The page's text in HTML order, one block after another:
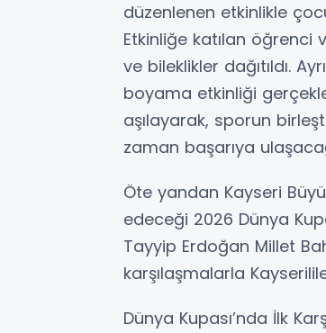
düzenlenen etkinlikle
Etkinliğe katılan öğrenci
ve bileklikler dağıtıldı.
boyama etkinliği
aşılayarak, sporun
zaman başarıya
Öte yandan Kayseri
edeceği 2026 Dünya
Tayyip Erdoğan Millet
karşılaşmalarla
Dünya Kupası’nda İlk